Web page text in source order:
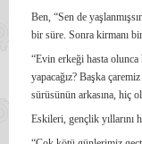
Ben, “Sen de
bir süre. Sonra kirmanı
“Evin erkeği hasta
yapacağız? Başka
sürüsünün arkasına, hiç
Eskileri, gençlik yıllarını